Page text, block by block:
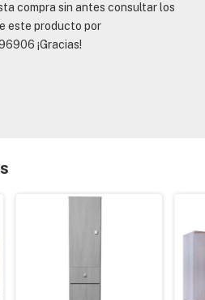
compra sin antes consultar los
este producto por
¡Gracias!